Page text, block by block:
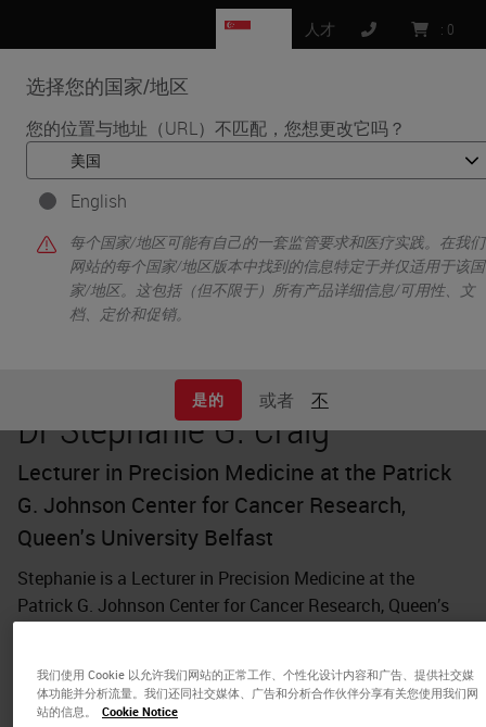
选择您的国家/地区
您的位置与地址（URL）不匹配，您想更改它吗？
English
每个国家/地区可能有自己的一套监管要求和医疗实践。在我们
网站的每个国家/地区版本中找到的信息特定于并仅适用于该国
家/地区。这包括（但不限于）所有产品详细信息/可用性、文
档、定价和促销。
是的 或者 不
人才 : 0
首页 • Knowledge Pathway • Dr Stephanie G. Craig
Dr Stephanie G. Craig
Lecturer in Precision Medicine at the Patrick
G. Johnson Center for Cancer Research,
Queen's University Belfast
Stephanie is a Lecturer in Precision Medicine at the
Patrick G. Johnson Center for Cancer Research, Queen’s
research methodologies using molecular pathology
techniques (immunohistochemistry, in situ hybridisation,
我们使用 Cookie 以允许我们网站的正常工作、个性化设计内容和广告、提供社交媒
体功能并分析流量。我们还同社交媒体、广告和分析合作伙伴分享有关您使用我们网
站的信息。
Cookie Notice